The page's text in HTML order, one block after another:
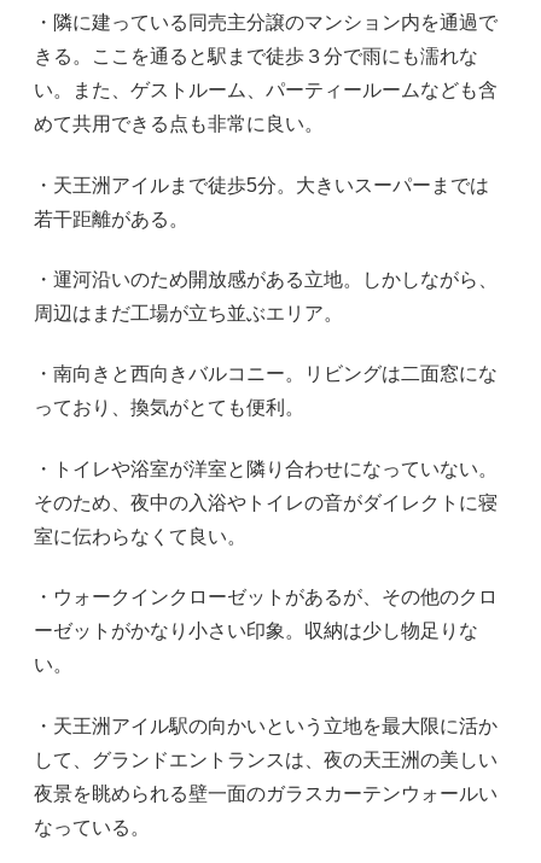
・隣に建っている同売主分譲のマンション内を通過で
きる。ここを通ると駅まで徒歩３分で雨にも濡れな
い。また、ゲストルーム、パーティールームなども含
めて共用できる点も非常に良い。
・天王洲アイルまで徒歩5分。大きいスーパーまでは
若干距離がある。
・運河沿いのため開放感がある立地。しかしながら、
周辺はまだ工場が立ち並ぶエリア。
・南向きと西向きバルコニー。リビングは二面窓にな
っており、換気がとても便利。
・トイレや浴室が洋室と隣り合わせになっていない。
そのため、夜中の入浴やトイレの音がダイレクトに寝
室に伝わらなくて良い。
・ウォークインクローゼットがあるが、その他のクロ
ーゼットがかなり小さい印象。収納は少し物足りな
い。
・天王洲アイル駅の向かいという立地を最大限に活か
して、グランドエントランスは、夜の天王洲の美しい
夜景を眺められる壁一面のガラスカーテンウォールい
なっている。